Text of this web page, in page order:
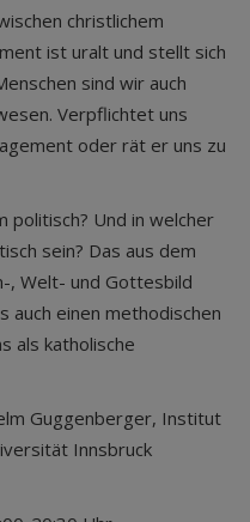
christlichem
ist uralt und stellt sich
sind wir auch
Verpflichtet uns
oder rät er uns zu
politisch? Und in welcher
sein? Das aus dem
, Welt- und Gottesbild
auch einen methodischen
als katholische
Guggenberger, Institut
Innsbruck